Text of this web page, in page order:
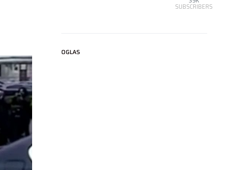
SUBSCRIBERS
OGLAS